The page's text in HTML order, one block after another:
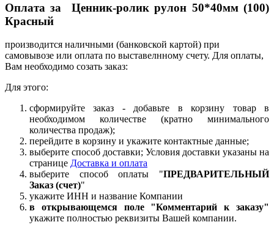
Оплата за Ценник-ролик рулон 50*40мм (100)
Красный
производится наличными (банковской картой) при
самовывозе или оплата по выставелнному счету. Для оплаты,
Вам необходимо созать заказ:
Для этого:
сформируйте заказ - добавьте в корзину товар в
необходимом количестве (кратно минимального
количества продаж);
перейдите в корзину и укажите контактные данные;
выберите способ доставки; Условия доставки указаны на
странице Доставка и оплата
выберите способ оплаты "ПРЕДВАРИТЕЛЬНЫЙ
Заказ (счет)"
укажите ИНН и название Компании
в открывающемся поле "Комментарий к заказу"
укажите полностью реквизиты Вашей компании.